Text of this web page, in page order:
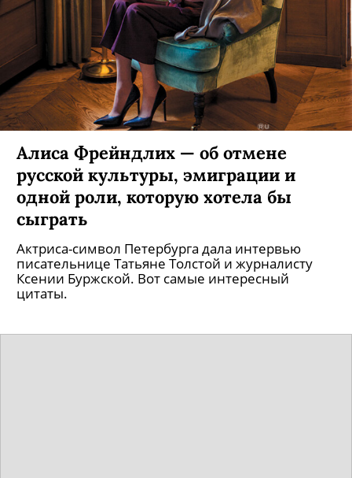
Алиса Фрейндлих — об отмене
русской культуры, эмиграции и
одной роли, которую хотела бы
сыграть
Актриса-символ Петербурга дала интервью
писательнице Татьяне Толстой и журналисту
Ксении Буржской. Вот самые интересный
цитаты.